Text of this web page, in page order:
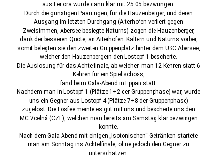
aus Lenora wurde dann klar mit 25:05 bezwungen.
Durch die günstigen Paarungen, für die Hauzenberger, und deren
Ausgang im letzten Durchgang (Aiterhofen verliert gegen
Zweisimmen, Abersee besiegte Naturns) zogen die Hauzenberger,
dank der besseren Quote, an Aiterhofen, Kaltern und Naturns vorbei,
somit belegten sie den zweiten Gruppenplatz hinter dem USC Abersee,
welcher den Hauzenbergern den Lostopf 1 bescherte.
Die Auslosung für das Achtelfinale, ab welchen man 12 Kehren statt 6
Kehren für ein Spiel schoss,
fand beim Gala-Abend in Eppan statt.
Nachdem man in Lostopf 1 (Plätze 1+2 der Gruppenphase) war, wurde
uns ein Gegner aus Lostopf 4 (Plätze 7+8 der Gruppenphase)
zugelost. Die Losfee meinte es gut mit uns und bescherte uns den
MC Vcelná (CZE), welchen man bereits am Samstag klar bezwingen
konnte.
Nach dem Gala-Abend mit einigen „Isotonischen“-Getränken startete
man am Sonntag ins Achtelfinale, ohne jedoch den Gegner zu
unterschätzen.